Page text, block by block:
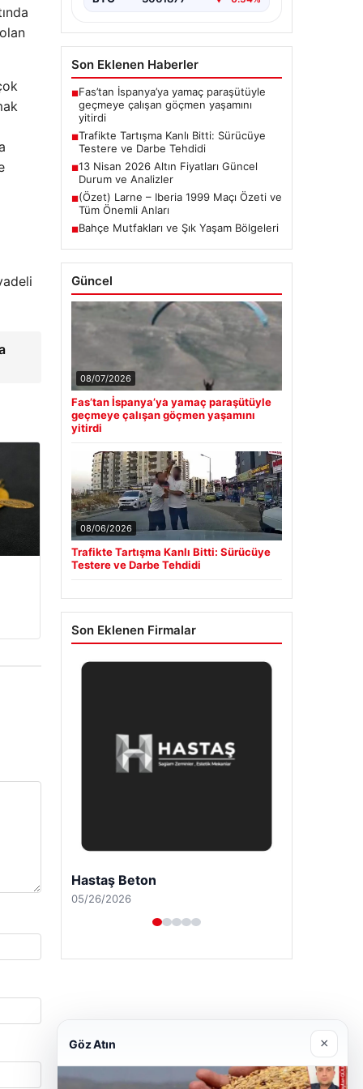
Son Eklenen Haberler
■Fas’tan İspanya’ya yamaç paraşütüyle
geçmeye çalışan göçmen yaşamını
yitirdi
■Trafikte Tartışma Kanlı Bitti: Sürücüye
Testere ve Darbe Tehdidi
■13 Nisan 2026 Altın Fiyatları Güncel
Durum ve Analizler
■(Özet) Larne – Iberia 1999 Maçı Özeti ve
Tüm Önemli Anları
■Bahçe Mutfakları ve Şık Yaşam Bölgeleri
Güncel
08/07/2026
Fas’tan İspanya’ya yamaç paraşütüyle
geçmeye çalışan göçmen yaşamını
yitirdi
08/06/2026
Trafikte Tartışma Kanlı Bitti: Sürücüye
Testere ve Darbe Tehdidi
Son Eklenen Firmalar
Prenses Night Club
04/29/2026
Göz Atın ×